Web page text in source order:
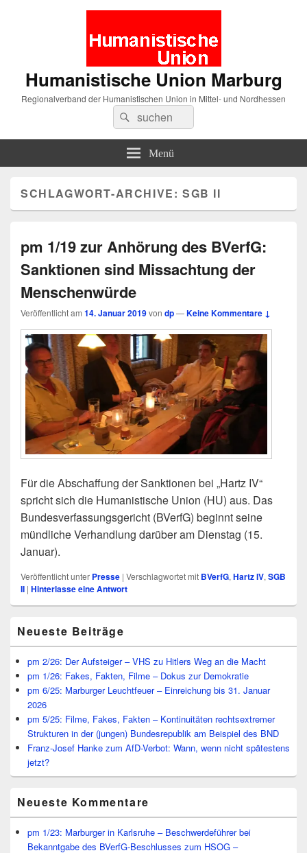
Humanistische Union Marburg
Regionalverband der Humanistischen Union in Mittel- und Nordhessen
Suche
nach:
Suchen
Menü
SCHLAGWORT-ARCHIVE:SGB II
pm 1/19 zur Anhörung des BVerfG:
Sanktionen sind Missachtung der
Menschenwürde
Veröffentlicht am 14. Januar 2019von dp—Keine Kommentare ↓
Für die Abschaffung der Sanktionen bei „Hartz IV“
spricht sich die Humanistische Union (HU) aus. Das
Bundesverfassungsgericht (BVerfG) beginnt seine
mündliche Verhandlung darüber am Dienstag (15.
Januar).
Veröffentlicht unter Presse | Verschlagwortet mit BVerfG,Hartz IV,SGB
II | Hinterlasse eine Antwort
Seitenleisten
Widget-
Bereich
Neueste Beiträge
pm 2/26: Der Aufsteiger – VHS zu Hitlers Weg an die Macht
pm 1/26: Fakes, Fakten, Filme – Dokus zur Demokratie
pm 6/25: Marburger Leuchtfeuer – Einreichung bis 31. Januar
2026
pm 5/25: Filme, Fakes, Fakten – Kontinuitäten rechtsextremer
Strukturen in der (jungen) Bundesrepublik am Beispiel des BND
Franz-Josef Hanke zum AfD-Verbot: Wann, wenn nicht spätestens
jetzt?
Neueste Kommentare
pm 1/23: Marburger in Karlsruhe – Beschwerdeführer bei
Bekanntgabe des BVerfG-Beschlusses zum HSOG –